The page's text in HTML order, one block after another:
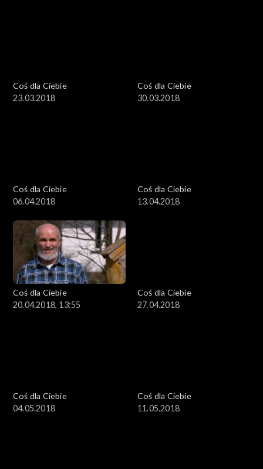
Coś dla Ciebie
23.03.2018
Coś dla Ciebie
30.03.2018
Coś dla Ciebie
06.04.2018
Coś dla Ciebie
13.04.2018
Coś dla Ciebie
20.04.2018, 13:55
Coś dla Ciebie
27.04.2018
Coś dla Ciebie
04.05.2018
Coś dla Ciebie
11.05.2018